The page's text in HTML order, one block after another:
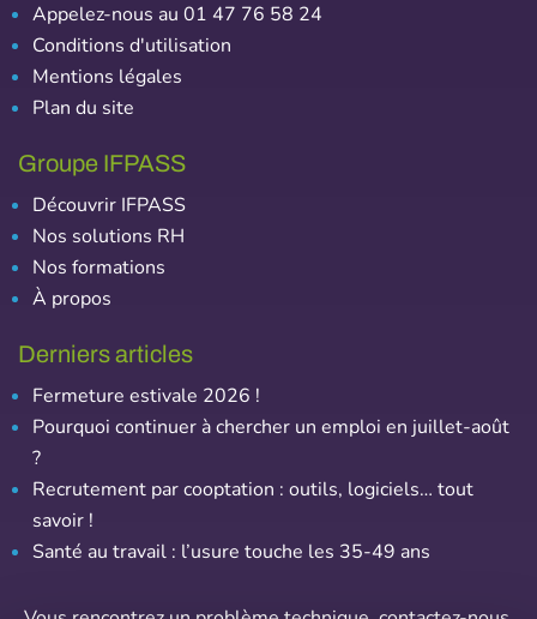
Appelez-nous au 01 47 76 58 24
Conditions d'utilisation
Mentions légales
Plan du site
Groupe IFPASS
Découvrir IFPASS
Nos solutions RH
Nos formations
À propos
Derniers articles
Fermeture estivale 2026 !
Pourquoi continuer à chercher un emploi en juillet-août
?
Recrutement par cooptation : outils, logiciels… tout
savoir !
Santé au travail : l’usure touche les 35-49 ans